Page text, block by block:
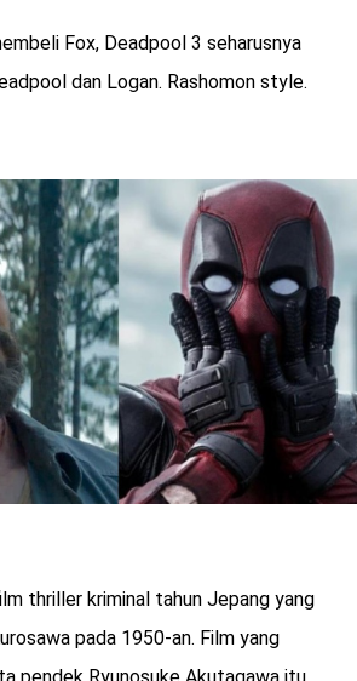
Fox, Deadpool 3 seharusnya
dan Logan. Rashomon style.
thriller kriminal tahun Jepang yang
pada 1950-an. Film yang